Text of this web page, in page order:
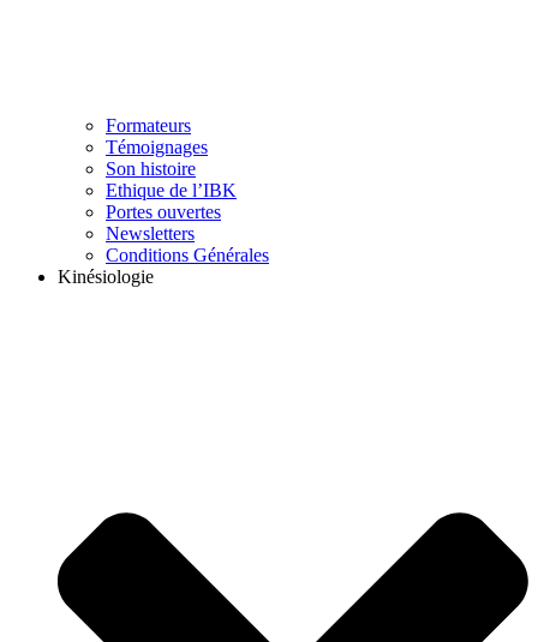
Formateurs
Témoignages
Son histoire
Ethique de l’IBK
Portes ouvertes
Newsletters
Conditions Générales
Kinésiologie